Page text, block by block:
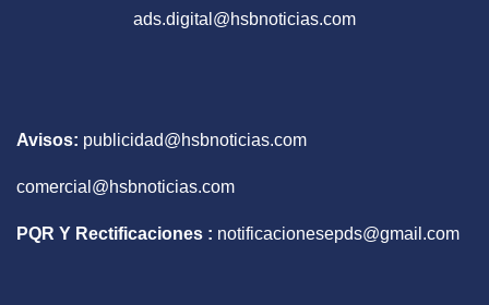
ads.digital@hsbnoticias.com
Avisos: publicidad@hsbnoticias.com
comercial@hsbnoticias.com
PQR Y Rectificaciones : notificacionesepds@gmail.com